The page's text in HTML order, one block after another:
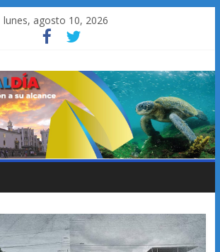
lunes, agosto 10, 2026